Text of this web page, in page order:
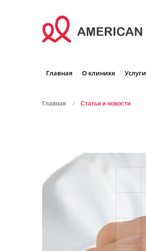
Главная О клинике Услуги
Главная Статьи и новости